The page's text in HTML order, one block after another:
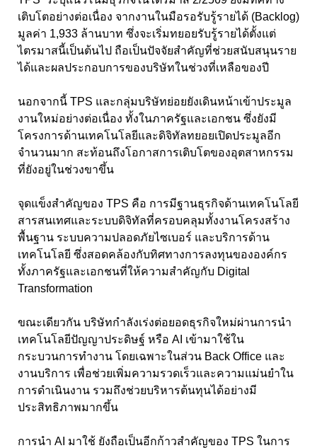
เติบโตอย่างต่อเนื่อง จากงานในมือรอรับรู้รายได้ (Backlog)
มูลค่า 1,933 ล้านบาท ซึ่งจะเริ่มทยอยรับรู้รายได้ตั้งแต่
ไตรมาสนี้เป็นต้นไป ถือเป็นปัจจัยสำคัญที่ช่วยสนับสนุนราย
ได้และผลประกอบการของบริษัทในช่วงที่เหลือของปี
นอกจากนี้ TPS และกลุ่มบริษัทย่อยยังเดินหน้าเข้าประมูล
งานใหม่อย่างต่อเนื่อง ทั้งในภาครัฐและเอกชน ซึ่งยังมี
โครงการด้านเทคโนโลยีและดิจิทัลทยอยเปิดประมูลอีก
จำนวนมาก สะท้อนถึงโอกาสการเติบโตของอุตสาหกรรม
ที่ยังอยู่ในช่วงขาขึ้น
จุดแข็งสำคัญของ TPS คือ การมีฐานธุรกิจด้านเทคโนโลยี
สารสนเทศและระบบดิจิทัลที่ครอบคลุมทั้งงานโครงสร้าง
พื้นฐาน ระบบความปลอดภัยไซเบอร์ และบริการด้าน
เทคโนโลยี ซึ่งสอดคล้องกับทิศทางการลงทุนขององค์กร
ทั้งภาครัฐและเอกชนที่ให้ความสำคัญกับ Digital
Transformation
ขณะเดียวกัน บริษัทกำลังเร่งต่อยอดธุรกิจใหม่ผ่านการนำ
เทคโนโลยีปัญญาประดิษฐ์ หรือ AI เข้ามาใช้ใน
กระบวนการทำงาน โดยเฉพาะในส่วน Back Office และ
งานบริการ เพื่อช่วยเพิ่มความรวดเร็วและความแม่นยำใน
การดำเนินงาน รวมถึงช่วยบริหารต้นทุนได้อย่างมี
ประสิทธิภาพมากขึ้น
การนำ AI มาใช้ ยังถือเป็นอีกก้าวสำคัญของ TPS ในการ